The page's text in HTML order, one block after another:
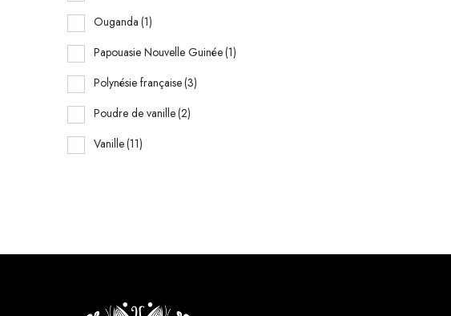
Ouganda (1)
Papouasie Nouvelle Guinée(1)
Polynésie française(3)
Poudre de vanille(2)
Vanille(11)